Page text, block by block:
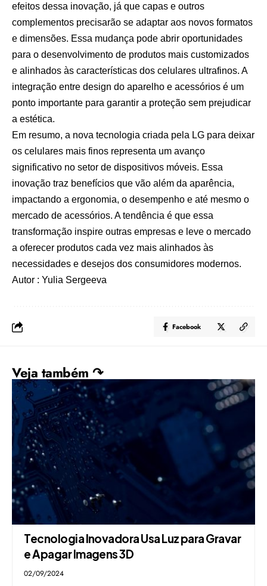
efeitos dessa inovação, já que capas e outros
complementos precisarão se adaptar aos novos formatos
e dimensões. Essa mudança pode abrir oportunidades
para o desenvolvimento de produtos mais customizados
e alinhados às características dos celulares ultrafinos. A
integração entre design do aparelho e acessórios é um
ponto importante para garantir a proteção sem prejudicar
a estética.
Em resumo, a nova tecnologia criada pela LG para deixar
os celulares mais finos representa um avanço
significativo no setor de dispositivos móveis. Essa
inovação traz benefícios que vão além da aparência,
impactando a ergonomia, o desempenho e até mesmo o
mercado de acessórios. A tendência é que essa
transformação inspire outras empresas e leve o mercado
a oferecer produtos cada vez mais alinhados às
necessidades e desejos dos consumidores modernos.
Autor : Yulia Sergeeva
Facebook
Veja também ↷
Tecnologia Inovadora Usa Luz para Gravar
e Apagar Imagens 3D
02/09/2024